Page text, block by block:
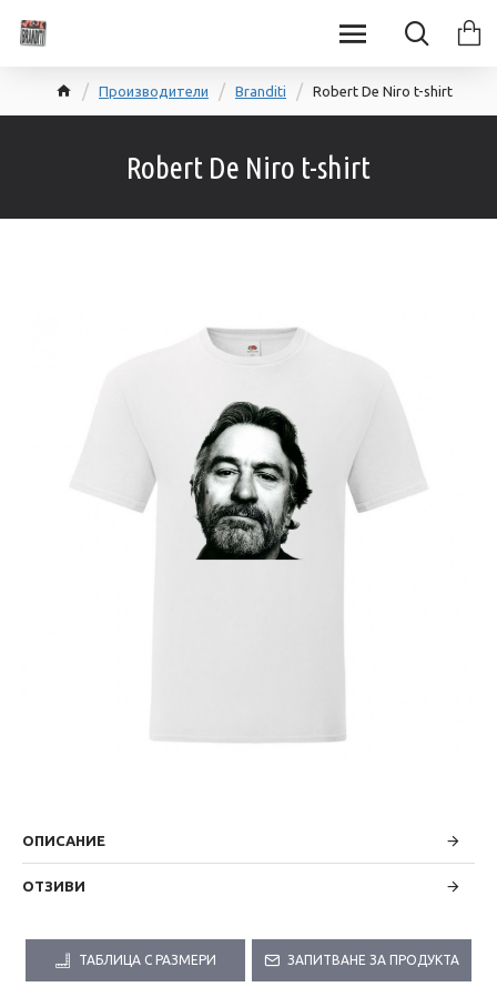
Производители Branditi Robert De Niro t-shirt
Robert De Niro t-shirt
ОПИСАНИЕ
ОТЗИВИ
ТАБЛИЦА С РАЗМЕРИ ЗАПИТВАНЕ ЗА ПРОДУКТА